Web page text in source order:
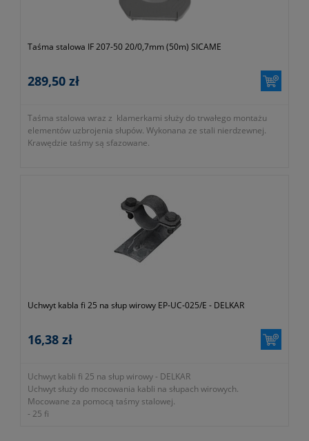
Taśma stalowa IF 207-50 20/0,7mm (50m) SICAME
289,50 zł
Taśma stalowa wraz z klamerkami służy do trwałego montażu
elementów uzbrojenia słupów. Wykonana ze stali nierdzewnej.
Krawędzie taśmy są sfazowane.
Uchwyt kabla fi 25 na słup wirowy EP-UC-025/E - DELKAR
16,38 zł
Uchwyt kabli fi 25 na słup wirowy - DELKAR
Uchwyt służy do mocowania kabli na słupach wirowych.
Mocowane za pomocą taśmy stalowej.
- 25 fi